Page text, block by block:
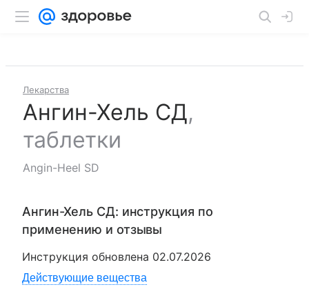
Лекарства
Ангин-Хель СД,
таблетки
Angin-Heel SD
Ангин-Хель СД: инструкция по
применению и отзывы
Инструкция обновлена 02.07.2026
Действующие вещества